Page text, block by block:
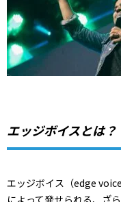
エッジボイスとは？
エッジボイス（edge